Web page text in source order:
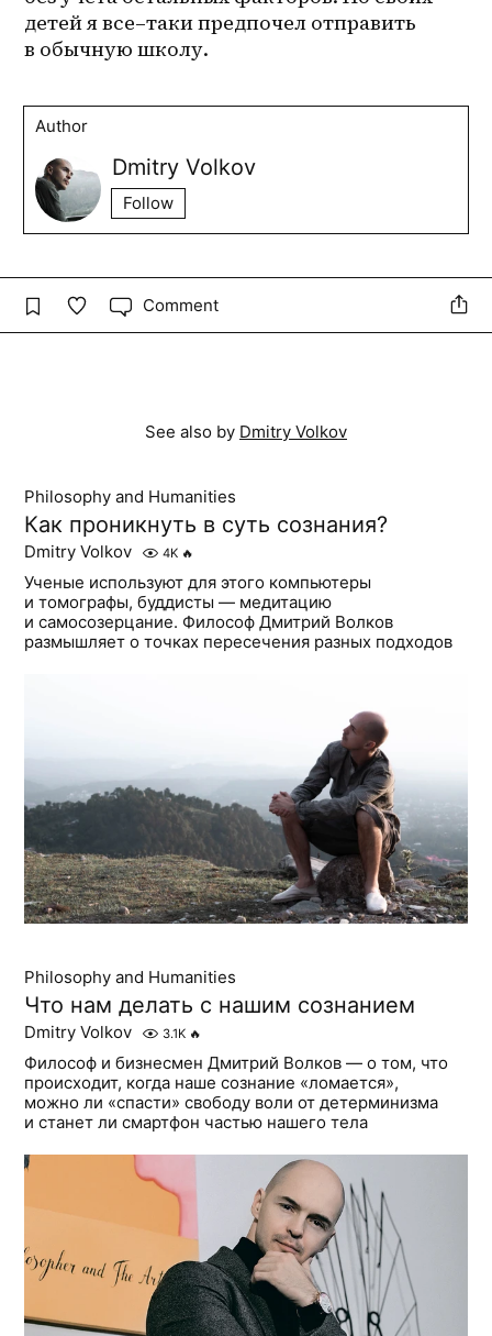
детей я все–таки предпочел отправить
в обычную школу.
Author
Dmitry Volkov
Follow
Comment
See also by Dmitry Volkov
Philosophy and Humanities
Как проникнуть в суть сознания?
Dmitry Volkov 4K 🔥
Ученые используют для этого компьютеры
и томографы, буддисты — медитацию
и самосозерцание. Философ Дмитрий Волков
размышляет о точках пересечения разных подходов
Philosophy and Humanities
Что нам делать с нашим сознанием
Dmitry Volkov 3.1K 🔥
Философ и бизнесмен Дмитрий Волков — о том, что
происходит, когда наше сознание «ломается»,
можно ли «спасти» свободу воли от детерминизма
и станет ли смартфон частью нашего тела